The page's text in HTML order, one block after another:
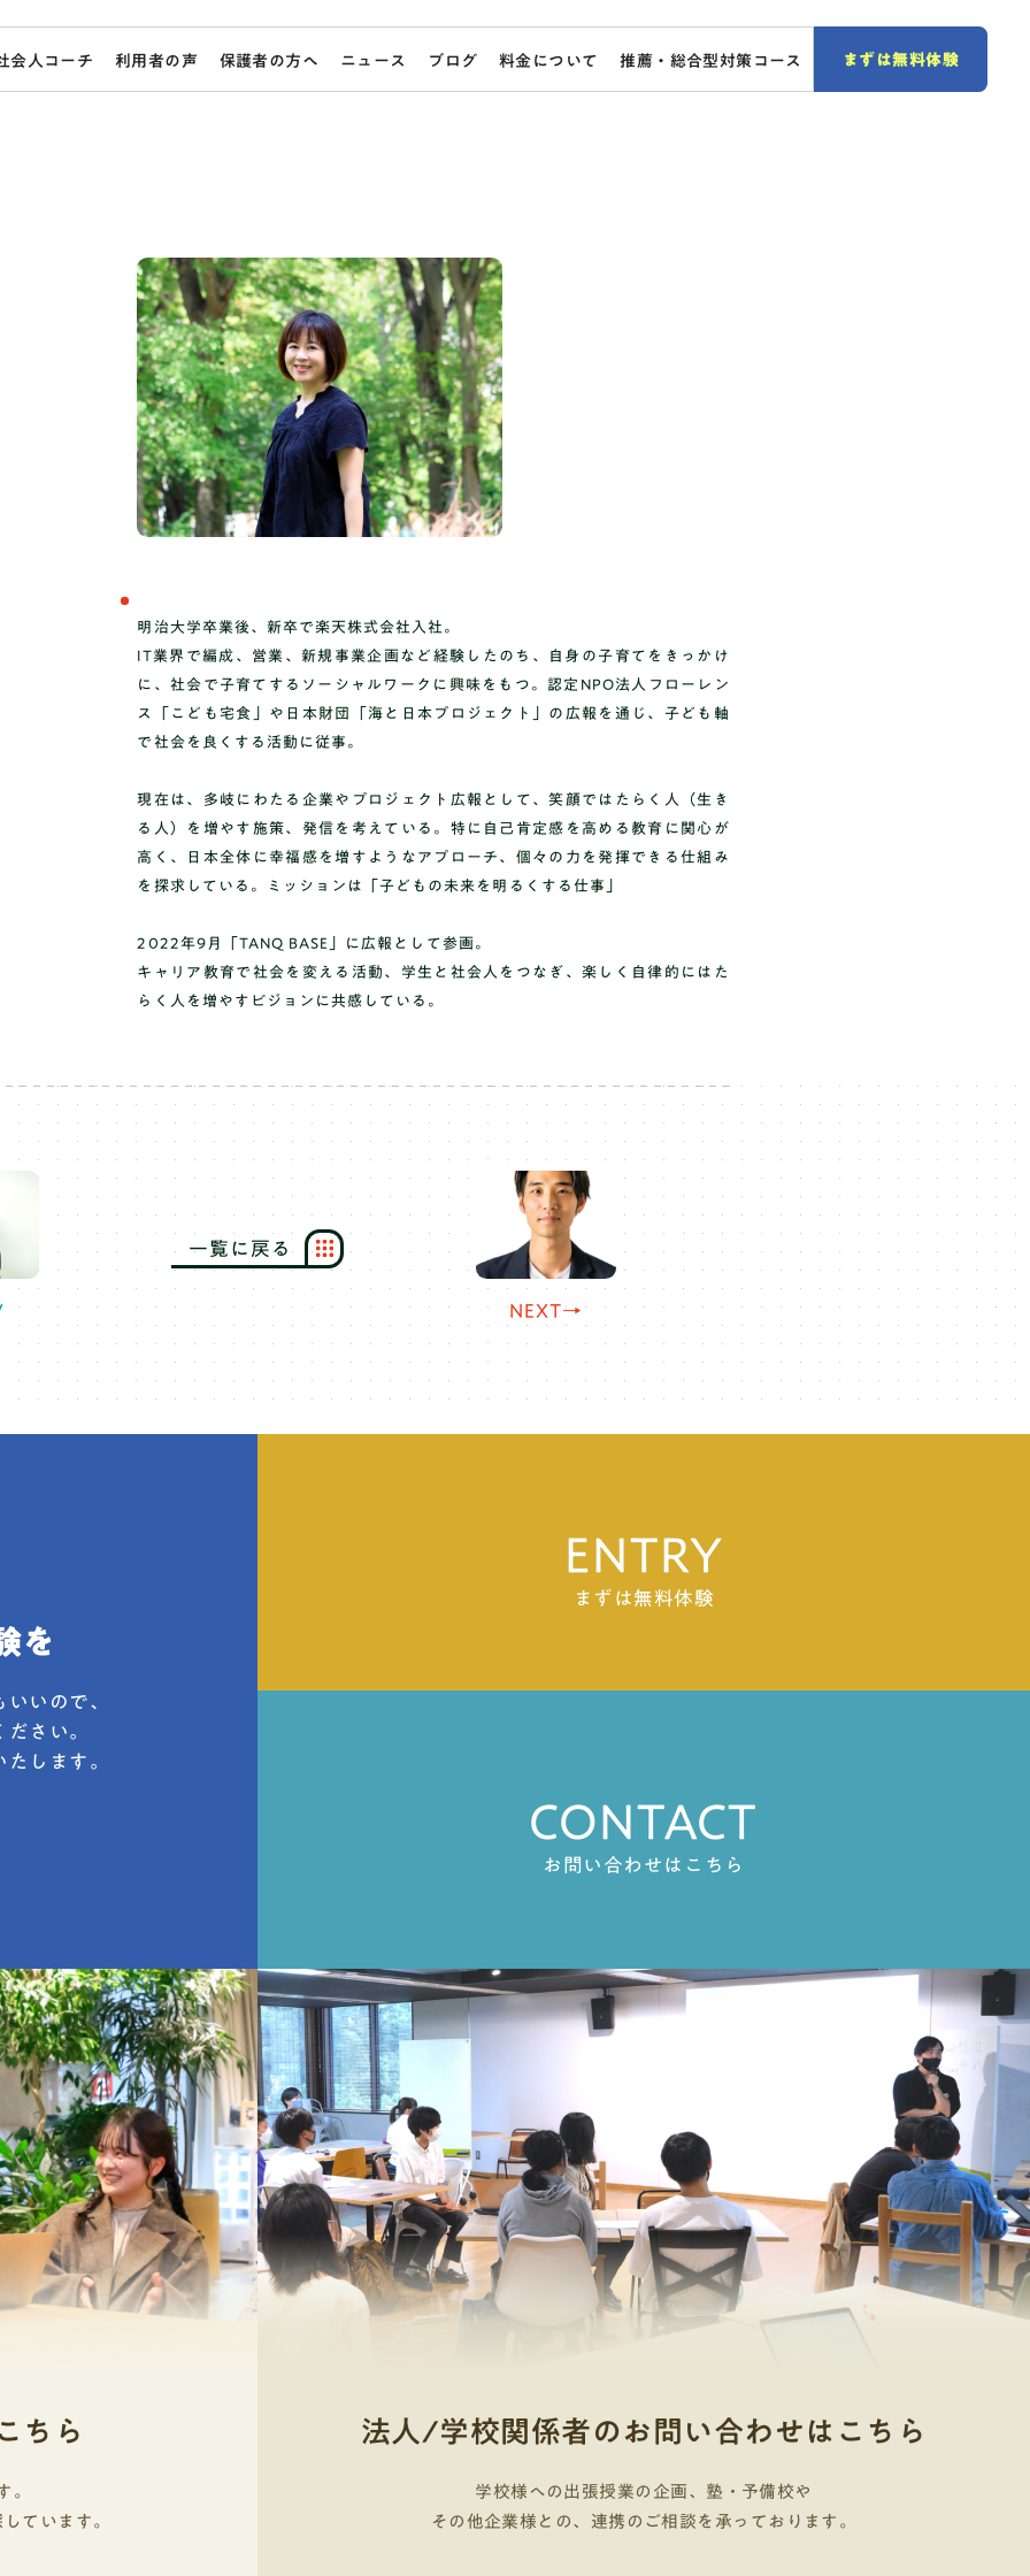
会人コーチ 利用者の声 保護者の方へ ニュース ブログ 料金について 推薦・総合型対策コース まずは無料体験
社会人コーチ
保護者の方へ
料金
推薦・総合対策コース
明治大学卒業後、新卒で楽天株式会社入社。
IT業界で編成、営業、新規事業企画など経験したのち、自身の子育てをきっかけ
に、社会で子育てするソーシャルワークに興味をもつ。認定NPO法人フローレン
ス「こども宅食」や日本財団「海と日本プロジェクト」の広報を通じ、子ども軸
で社会を良くする活動に従事。
現在は、多岐にわたる企業やプロジェクト広報として、笑顔ではたらく人（生き
る人）を増やす施策、発信を考えている。特に自己肯定感を高める教育に関心が
高く、日本全体に幸福感を増すようなアプローチ、個々の力を発揮できる仕組み
を探求している。ミッションは「子どもの未来を明るくする仕事」
2022年9月「TANQ BASE」に広報として参画。
キャリア教育で社会を変える活動、学生と社会人をつなぎ、楽しく自律的にはた
らく人を増やすビジョンに共感している。
一覧 に 戻る
NEXT→
いので、
さい。
します。
ENTRY
まずは無料体験
CONTACT
お問い合わせはこちら
ちら
。
ています。
法人/学校関係者のお問い合わせはこちら
学校様への出張授業の企画、塾・予備校や
その他企業様との、連携のご相談を承っております。